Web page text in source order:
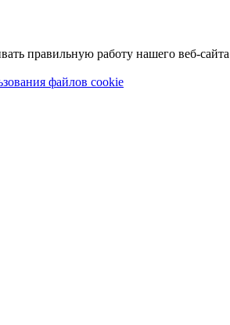
правильную работу нашего веб-сайта
файлов cookie